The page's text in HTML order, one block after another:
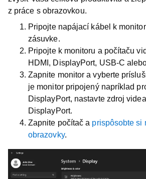
z práce s obrazovkou.
Pripojte napájací kábel k
zásuvke.
Pripojte k monitoru a počítaču
HDMI, DisplayPort, USB-C
Zapnite monitor a vyberte
je monitor pripojený napríklad
DisplayPort, nastavte zdroj
DisplayPort.
Zapnite počítač a prispôsobte si
obrazovky.